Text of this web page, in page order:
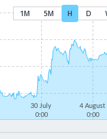
1M 5M H D
30 July
0:00
4 August
0:00